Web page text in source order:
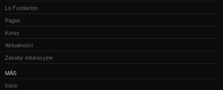
La Fundación
Pagos
Kursy
Aktualności
Zasoby edukacyjne
MÁS
Inicio